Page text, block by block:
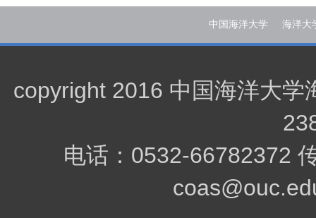
中国海洋大学 海洋大
copyright 2016 中国海洋大学
电话：0532-66782372